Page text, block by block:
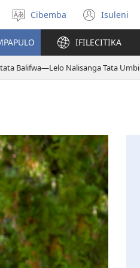
Saleni
ululimi
Cibemba Isuleni
(yalaisula
na
imbi)
IFILECITIKA
Balifwa​—Lelo Nalisanga Tata Umbi